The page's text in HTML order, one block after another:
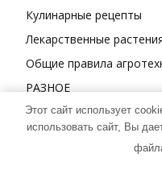
Кулинарные рецепты
Лекарственные
Общие правила
РАЗНОЕ
СТРОИТЕЛЬСТВО И
Баня
Этот сайт использует
использовать сайт, Вы